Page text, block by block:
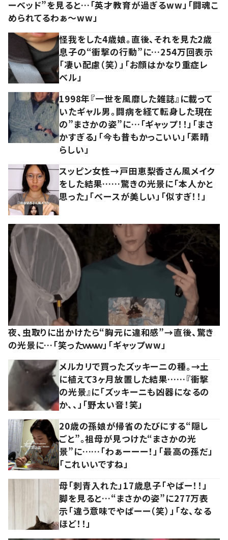
ーベッド”を見ると…「英才教育が過ぎるww」「闘魂こ
められてるわぁ～ww」
怪我をした4歳娘。直後、それを見た2歳
息子の“衝撃の行動”に…254万回表示
「凄い配慮（笑）」「お顔はかなり重症レ
ベル」
1998年『一世を風靡した雑誌』に載って
いたギャル男。闘病を経て転身した現在
の”まさかの姿”に…「ギャップ！！」「まさ
かすぎる」「今も昔もかっこいい」「素晴
らしい」
スッピン女性→戸田恵梨香さん風メイク
をした結果……驚きの光景に「本人かと
思った」「ベースが美しい」「似すぎ！！」
夜、虫取りに出かけたら“胸元に違和感”→直後、驚き
の光景に…「笑ったｗｗｗ」「ギャップww」
メルカリで買ったズッキーニの種。→土
に植えて3ヶ月放置した結果……『衝撃
の光景』に「ズッキーニも凶器になるの
か、、」「野太い音！笑」
20歳の孫娘が帰省のたびにする“隠し
ごと”。祖母が見つけた“まさかの光
景”に……「わぁーーー！」「最高の孫だ」
「これいいですね」
母「刺青入れた」17歳息子「やばー！！」
脚を見ると…“まさかの姿”に277万表
示「違う意味でやばーー（笑）」「な、なる
ほど！！」